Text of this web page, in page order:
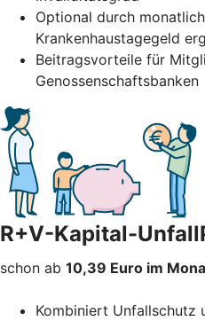
Optional durch
Krankenhaustagegeld
Beitragsvorteile für
Genossenschaftsbanken
R+V-Kapital-
schon ab 10,39 Euro im
Kombiniert Unfallschutz